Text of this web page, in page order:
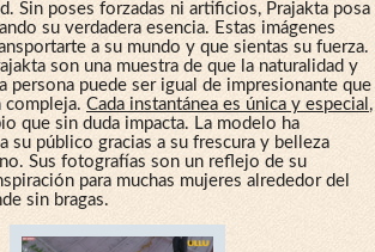
Sin poses forzadas ni artificios, Prajakta posa
su verdadera esencia. Estas imágenes
a su mundo y que sientas su fuerza.
son una muestra de que la naturalidad y
persona puede ser igual de impresionante que
compleja. Cada instantánea es única y especial ,
que sin duda impacta. La modelo ha
su público gracias a su frescura y belleza
Sus fotografías son un reflejo de su
para muchas mujeres alrededor del
sin bragas.